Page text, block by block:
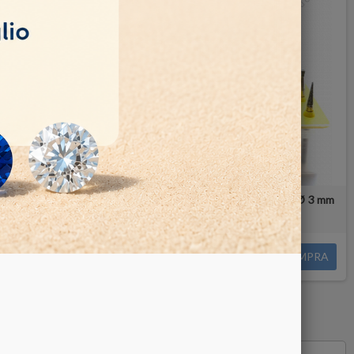
a 5.30 mm
opzioni
Frese Diamantate Set 50 pz - gambo Ø 3 mm
30,00 € COMPRA